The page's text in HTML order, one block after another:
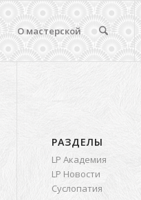
О мастерской
РАЗДЕЛЫ
LP Академия
LP Новости
Суслопатия